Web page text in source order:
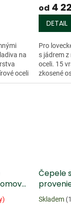
na
oceli
od 4
DETAIL
Pro
s jádrem
oceli. 15
zkosené
čepele.
Čepele
ocel
Skladem